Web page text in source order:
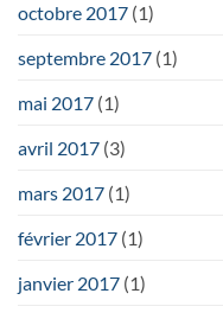
octobre 2017 (1)
septembre 2017 (1)
mai 2017 (1)
avril 2017 (3)
mars 2017 (1)
février 2017 (1)
janvier 2017 (1)